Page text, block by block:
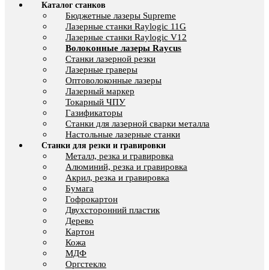
Каталог станков
Бюджетные лазеры Supreme
Лазерные станки Raylogic 11G
Лазерные станки Raylogic V12
Волоконные лазеры Raycus
Станки лазерной резки
Лазерные граверы
Оптоволоконные лазеры
Лазерный маркер
Токарный ЧПУ
Газификаторы
Cтанки для лазерной сварки металла
Настольные лазерные станки
Станки для резки и гравировки
Металл, резка и гравировка
Алюминий, резка и гравировка
Акрил, резка и гравировка
Бумага
Гофрокартон
Двухсторонний пластик
Дерево
Картон
Кожа
МДФ
Оргстекло